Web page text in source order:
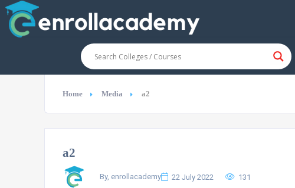
Home Media a2
a2
By, enrollacademy 22 July 2022 131